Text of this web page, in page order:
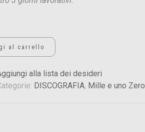
al carrello
alla lista dei desideri
DISCOGRAFIA, Mille e uno Zero